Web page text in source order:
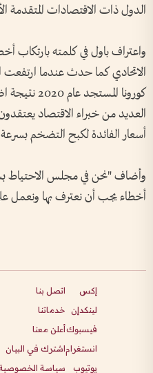
الدول ذات الاقتصادات المتقدمة
واعتراف باول في كلمته بارتكاب
الاتحادي كما حدث عندما ارتفعت
كورونا
العديد من خبراء الاقتصاد
أسعار الفائدة لكبح التضخم
وأضاف "نحن في مجلس الاحتياط
أخطاء يجب أن نعترف بها ونعمل
إكس
لينكدإن
فيسبوك
انستغرام
يوتيوب
اتصل بنا
خدماتنا
أعلن معنا
اشترك في البيان
سياسة